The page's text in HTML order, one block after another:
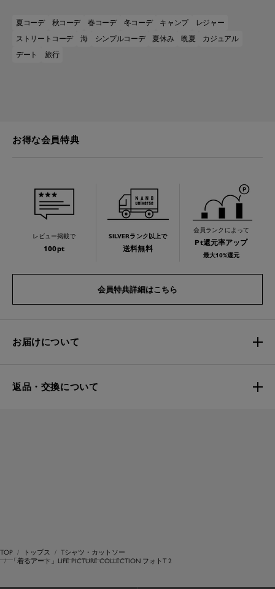
夏コーデ 秋コーデ 春コーデ 冬コーデ キャンプ
レジャー
ストリートコーデ
海 シンプルコーデ 夏休み 晩夏
カジュアル
デート
旅行
お得な会員特典
レビュー掲載で
100pt
SILVERランク以上で
送料無料
会員ランクによって
Pt還元率アップ
最大10%還元
会員特典詳細はこちら
お届けについて
返品・交換について
TOP トップス
Tシャツ・カットソー
「着るアート」LIFE PICTURE COLLECTION フォトT 2